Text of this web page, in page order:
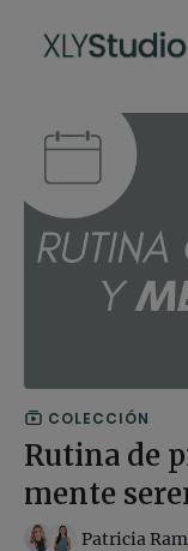
COLECCIÓN
Rutina de
mente
Patricia